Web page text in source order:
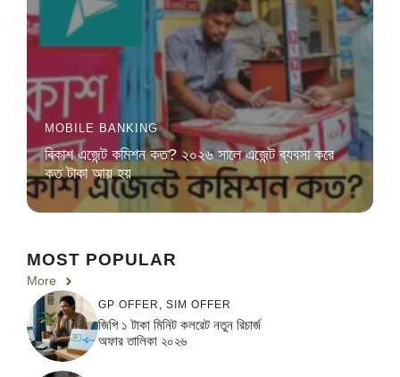
MOBILE BANKING
বিকাশ এজেন্ট কমিশন কত? ২০২৬ সালে এজেন্ট ব্যবসা করে
কত টাকা আয় হয়
MOST POPULAR
More
GP OFFER SIM OFFER
জিপি ১ টাকা মিনিট কলরেট নতুন রিচার্জ
অফার তালিকা ২০২৬